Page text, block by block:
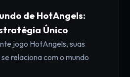
de HotAngels:
Único
jogo HotAngels, suas
relaciona com o mundo